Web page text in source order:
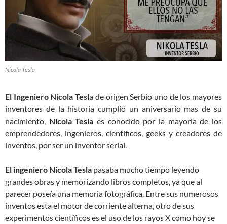
Nicola Tesla
El Ingeniero Nicola Tesla de origen Serbio uno de los mayores
inventores de la historia cumplió un aniversario mas de su
nacimiento, Nicola Tesla es conocido por la mayoría de los
emprendedores, ingenieros, científicos, geeks y creadores de
inventos, por ser un inventor serial.
El ingeniero Nicola Tesla pasaba mucho tiempo leyendo
grandes obras y memorizando libros completos, ya que al
parecer poseía una memoria fotográfica. Entre sus numerosos
inventos esta el motor de corriente alterna, otro de sus
experimentos científicos es el uso de los rayos X como hoy se